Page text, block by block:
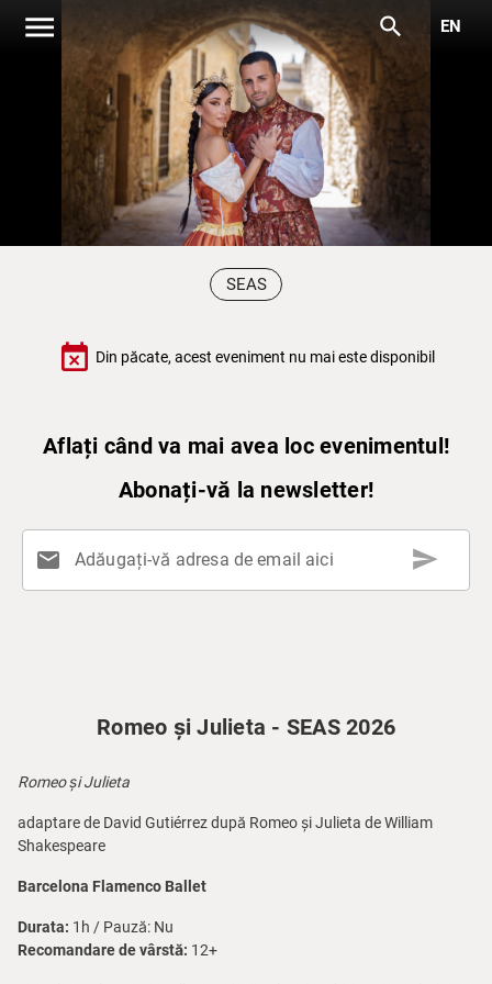
menu search EN
SEAS
event_busy Din păcate, acest eveniment nu mai este disponibil
Aflați când va mai avea loc evenimentul!
Abonați-vă la newsletter!
mail Adăugați-vă adresa de email aici send
Romeo și Julieta - SEAS 2026
Romeo și Julieta
adaptare de David Gutiérrez după Romeo și Julieta de William
Shakespeare
Barcelona Flamenco Ballet
Durata: 1h / Pauză: Nu
Recomandare de vârstă: 12+